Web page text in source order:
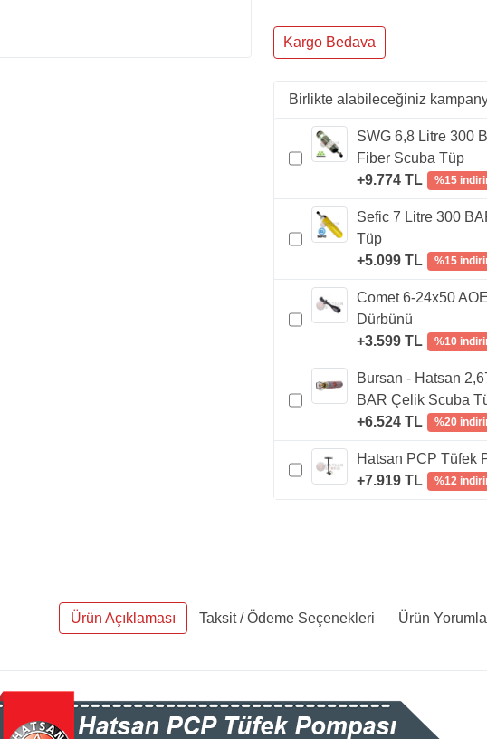
Kargo Bedava
Birlikte alabileceğiniz
SWG 6,8 Litre 300
Fiber Scuba Tüp
+9.774 TL
%15
Sefic 7 Litre 300
Tüp
+5.099 TL
%15
Comet 6-24x50
Dürbünü
+3.599 TL
%10
Bursan - Hatsan
BAR Çelik Scuba
+6.524 TL
%20
Hatsan PCP Tüfek
+7.919 TL
%12
Ürün Açıklaması Taksit / Ödeme Seçenekleri Ürün